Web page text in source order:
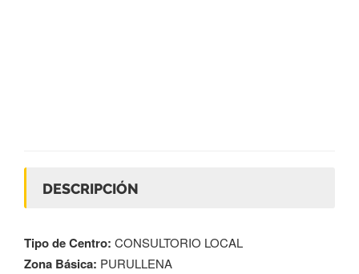
DESCRIPCIÓN
Tipo de Centro: CONSULTORIO LOCAL
Zona Básica: PURULLENA